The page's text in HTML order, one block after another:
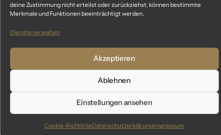
deine Zustimmung nicht erteilst oder zurückziehst, können bestimmte
Merkmale und Funktionen beeinträchtigt werden.
Dienste verwalten
Akzeptieren
Ablehnen
Einstellungen ansehen
Cookie-RichtlinieDatenschutzerklärungImpressum